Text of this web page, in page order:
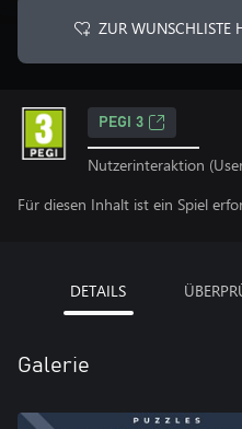
ZUR WUNSCHLISTE
PEGI 3
Nutzerinteraktion
Für diesen Inhalt ist ein Spiel
DETAILS
Galerie